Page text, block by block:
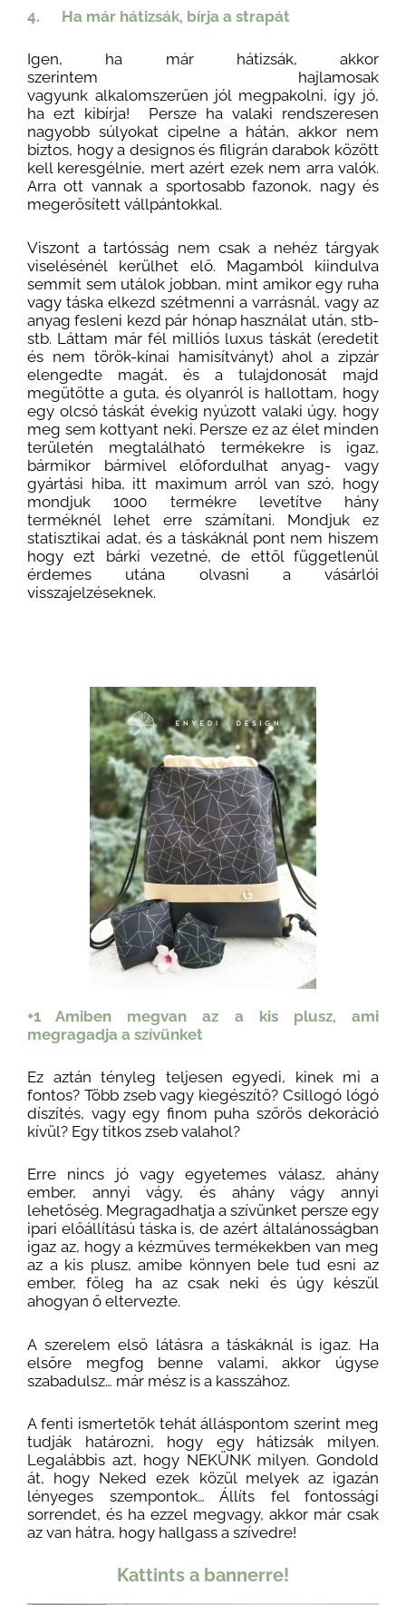
4. Ha már hátizsák, bírja a strapát
Igen, ha már hátizsák, akkor
szerintem hajlamosak
vagyunk alkalomszerűen jól megpakolni, így jó,
ha ezt kibírja! Persze ha valaki rendszeresen
nagyobb súlyokat cipelne a hátán, akkor nem
biztos, hogy a designos és filigrán darabok között
kell keresgélnie, mert azért ezek nem arra valók.
Arra ott vannak a sportosabb fazonok, nagy és
megerősített vállpántokkal.
Viszont a tartósság nem csak a nehéz tárgyak
viselésénél kerülhet elő. Magamból kiindulva
semmit sem utálok jobban, mint amikor egy ruha
vagy táska elkezd szétmenni a varrásnál, vagy az
anyag fesleni kezd pár hónap használat után, stb-
stb. Láttam már fél milliós luxus táskát (eredetit
és nem török-kínai hamisítványt) ahol a zipzár
elengedte magát, és a tulajdonosát majd
megütötte a guta, és olyanról is hallottam, hogy
egy olcsó táskát évekig nyúzott valaki úgy, hogy
meg sem kottyant neki. Persze ez az élet minden
területén megtalálható termékekre is igaz,
bármikor bármivel előfordulhat anyag- vagy
gyártási hiba, itt maximum arról van szó, hogy
mondjuk 1000 termékre levetítve hány
terméknél lehet erre számítani. Mondjuk ez
statisztikai adat, és a táskáknál pont nem hiszem
hogy ezt bárki vezetné, de ettől függetlenül
érdemes utána olvasni a vásárlói
visszajelzéseknek.
+1 Amiben megvan az a kis plusz, ami
megragadja a szívünket
Ez aztán tényleg teljesen egyedi, kinek mi a
fontos? Több zseb vagy kiegészítő? Csillogó lógó
díszítés, vagy egy finom puha szőrös dekoráció
kívül? Egy titkos zseb valahol?
Erre nincs jó vagy egyetemes válasz, ahány
ember, annyi vágy, és ahány vágy annyi
lehetőség. Megragadhatja a szívünket persze egy
ipari előállítású táska is, de azért általánosságban
igaz az, hogy a kézműves termékekben van meg
az a kis plusz, amibe könnyen bele tud esni az
ember, főleg ha az csak neki és úgy készül
ahogyan ő eltervezte.
A szerelem első látásra a táskáknál is igaz. Ha
elsőre megfog benne valami, akkor úgyse
szabadulsz… már mész is a kasszához.
A fenti ismertetők tehát álláspontom szerint meg
tudják határozni, hogy egy hátizsák milyen.
Legalábbis azt, hogy NEKÜNK milyen. Gondold
át, hogy Neked ezek közül melyek az igazán
lényeges szempontok… Állíts fel fontossági
sorrendet, és ha ezzel megvagy, akkor már csak
az van hátra, hogy hallgass a szívedre!
Kattints a bannerre!